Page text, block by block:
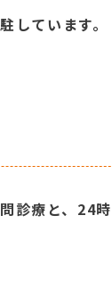
しています。
診療と、24